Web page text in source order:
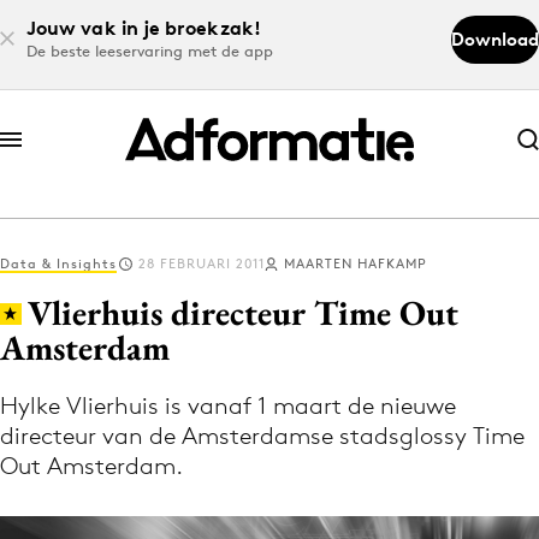
Jouw vak in je broekzak!
De beste leeservaring met de app
Download
Abonneer nu
Abonneer nu
Log in
Volg het laatste nieuws via de Adformatie
Nieuws app
Data & Insights 28 FEBRUARI 2011 MAARTEN HAFKAMP
Vlierhuis directeur Time Out
Amsterdam
Hylke Vlierhuis is vanaf 1 maart de nieuwe
directeur van de Amsterdamse stadsglossy Time
Out Amsterdam.